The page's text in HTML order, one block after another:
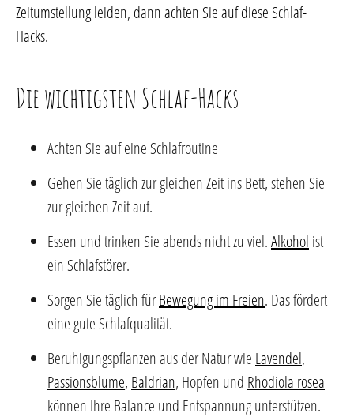
Zeitumstellung leiden, dann achten Sie auf diese Schlaf-
Hacks.
Die wichtigsten Schlaf-Hacks
Achten Sie auf eine Schlafroutine
Gehen Sie täglich zur gleichen Zeit ins Bett, stehen Sie
zur gleichen Zeit auf.
Essen und trinken Sie abends nicht zu viel.Alkohol ist
ein Schlafstörer.
Sorgen Sie täglich fürBewegung im Freien. Das fördert
eine gute Schlafqualität.
Beruhigungspflanzen aus der Natur wie Lavendel,
Passionsblume, Baldrian, Hopfen und Rhodiola rosea
können Ihre Balance und Entspannung unterstützen.